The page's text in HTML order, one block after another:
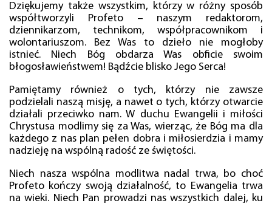
Dziękujemy także wszystkim, którzy w różny sposób
współtworzyli Profeto – naszym redaktorom,
dziennikarzom, technikom, współpracownikom i
wolontariuszom. Bez Was to dzieło nie mogłoby
istnieć. Niech Bóg obdarza Was obficie swoim
błogosławieństwem! Bądźcie blisko Jego Serca!
Pamiętamy również o tych, którzy nie zawsze
podzielali naszą misję, a nawet o tych, którzy otwarcie
działali przeciwko nam. W duchu Ewangelii i miłości
Chrystusa modlimy się za Was, wierząc, że Bóg ma dla
każdego z nas plan pełen dobra i miłosierdzia i mamy
nadzieję na wspólną radość ze świętości.
Niech nasza wspólna modlitwa nadal trwa, bo choć
Profeto kończy swoją działalność, to Ewangelia trwa
na wieki. Niech Pan prowadzi nas wszystkich dalej, ku